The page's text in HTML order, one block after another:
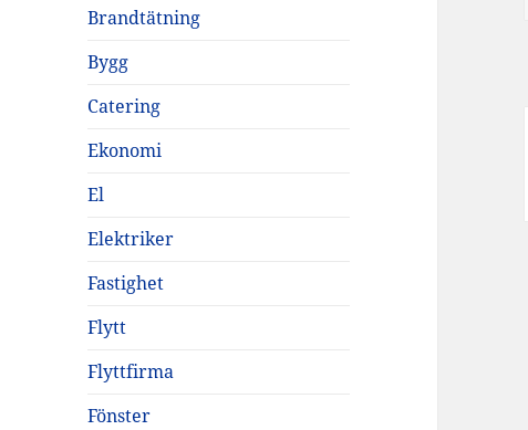
Brandtätning
Bygg
Catering
Ekonomi
El
Elektriker
Fastighet
Flytt
Flyttfirma
Fönster